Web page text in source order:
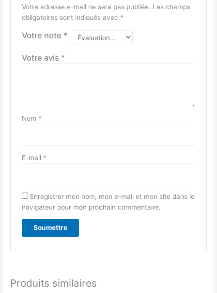
Votre adresse e-mail ne sera pas publiée. Les champs
obligatoires sont indiqués avec *
Votre note *
Votre avis *
Nom *
E-mail *
Enregistrer mon nom, mon e-mail et mon site dans le
navigateur pour mon prochain commentaire.
Produits similaires